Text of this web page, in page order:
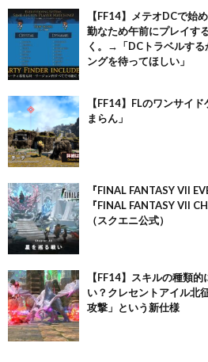
【FF14】メテオDCで始
勤なため午前にプレイす
く。→「DCトラベルす
ングを待ってほしい」
【FF14】FLのワンサイ
まらん」
『FINAL FANTASY VII
『FINAL FANTASY VII
（スクエニ公式）
【FF14】スキルの種類
い？クレセントアイル北
攻撃」という新仕様